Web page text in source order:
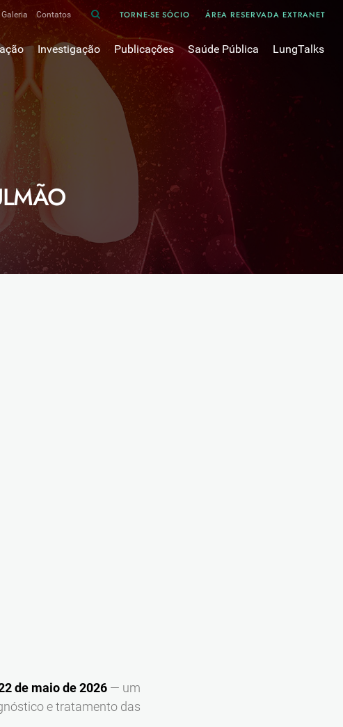
Galeria Contatos TORNE-SE SÓCIO ÁREA RESERVADA EXTRANET
da Ciência
Topics em Pneumologia
das Comissões de Trabalho
cursos
Investigação
Bases de dados
Projectos de Investigação
Publicações
Divulgação
Oxigénio
Revistas Científicas
Pulmonology
Pesquisa Bibliográfica
Revistas Médicas
Revisões, Recomendações e Tomadas de Posição
Arquivo
50 anos Sociedade Portuguesa de Pneumologia
Livros Publicados
Saúde Pública
Cancro do pulmão
COVID Longo
Cuidados Respiratórios Domiciliários
Dispositivos Inalatórios
Sono
Tabagismo
LungTalks
de maio de 2026 — um
e tratamento das